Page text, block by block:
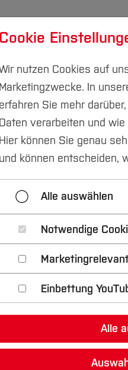
Forschung &
Aktuelles
WoMINToring-Mentorin
Bochum hebt ab:
Robotik-Konferenz
Max Wagner erhält
Smart Factory und KI-
13. bis 17. Oktober
der
Cookie
nutzen Cookies auf
Marketingzwecke. In
erfahren Sie mehr
Daten verarbeiten und
Hier können Sie genau
und können entscheiden,
Alle auswählen
Notwendige
Einbettung
Alle